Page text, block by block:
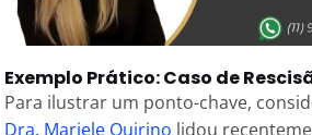
Exemplo Prático: Caso de
Para ilustrar um ponto-chave,
Dra. Mariele Quirino lidou